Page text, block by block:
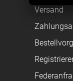
Versand